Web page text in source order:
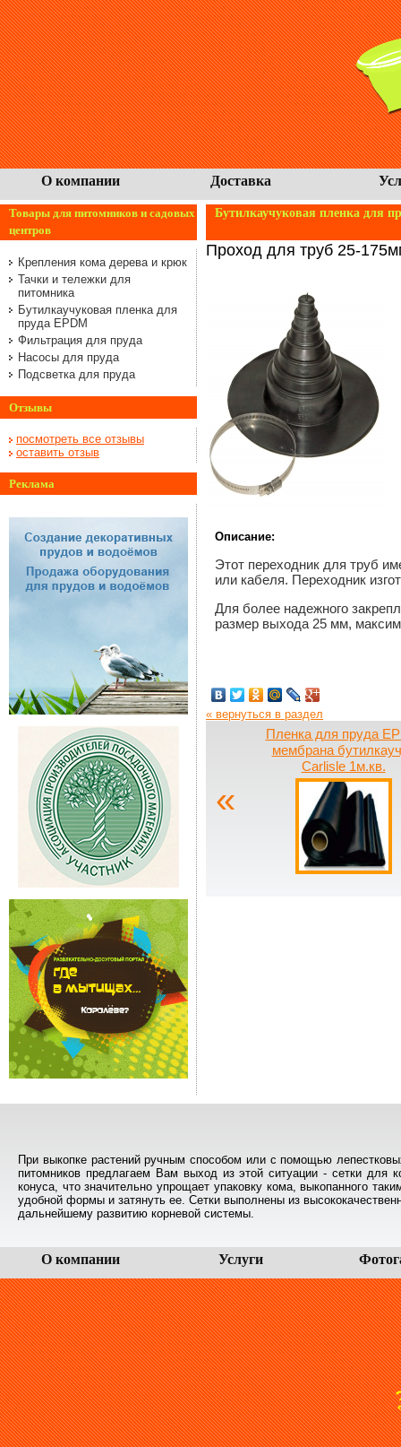
О компании Доставка
Товары для питомников и садовых
центров
Крепления кома дерева и крюк
Тачки и тележки для
питомника
Бутилкаучуковая пленка для
пруда EPDM
Фильтрация для пруда
Насосы для пруда
Подсветка для пруда
Отзывы
посмотреть все отзывы
оставить отзыв
Реклама
Бутилкаучуковая пленка для
Проход для труб 25-
Описание:
Этот переходник для труб
или кабеля. Переходник
Для более надежного
размер выхода 25 мм,
« вернуться в раздел
«
Пленка для пруда
мембрана
Carlisle 1м.кв.
При выкопке растений ручным способом или с помощью
питомников предлагаем Вам выход из этой ситуации - сетки для
конуса, что значительно упрощает упаковку кома, выкопанного
удобной формы и затянуть ее. Сетки выполнены из
дальнейшему развитию корневой системы.
О компании Услуги